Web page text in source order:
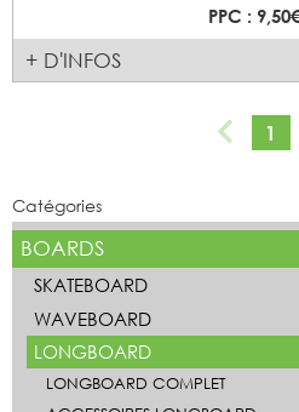
Catégories
BOARDS
SKATEBOARD
WAVEBOARD
LONGBOARD
LONGBOARD COMPLET
PPC :
+ D'INFOS
1